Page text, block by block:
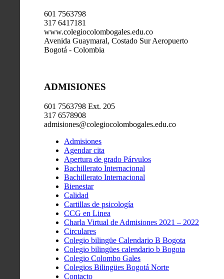
601 7563798
317 6417181
www.colegiocolombogales.edu.co
Avenida Guaymaral, Costado Sur Aeropuerto
Bogotá - Colombia
ADMISIONES
601 7563798 Ext. 205
317 6578908
admisiones@colegiocolombogales.edu.co
Admisiones
Agendar cita
Apertura de grado Párvulos
Bachillerato Internacional
Bachillerato Internacional
Bienestar
Calidad
Cartillas de psicología
CCG en Linea
Charla Virtual de Admisiones 2021 – 2022
Circulares
Colegio bilingüe Calendario B Bogota
Colegio bilingües calendario b Bogota
Colegio Colombo Gales
Colegios Bilingües Bogotá Norte
Contacto